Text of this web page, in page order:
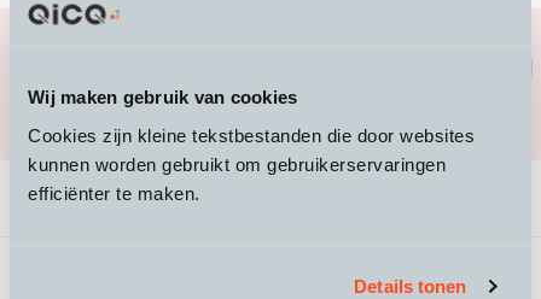
Wij maken gebruik van cookies
Cookies zijn kleine tekstbestanden die door websites
kunnen worden gebruikt om gebruikerservaringen
efficiënter te maken.
Details tonen
Mail ons naarinfo@qicq.nlof bel ons
Productomschrijving